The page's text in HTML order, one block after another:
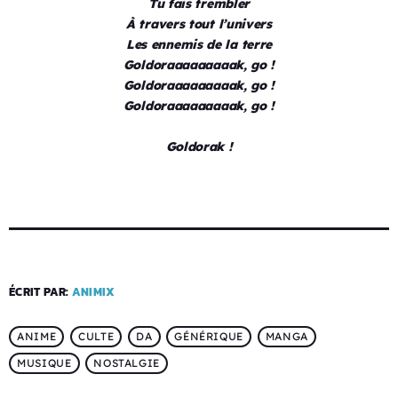
Tu fais trembler
À travers tout l’univers
Les ennemis de la terre
Goldoraaaaaaaaak, go !
Goldoraaaaaaaaak, go !
Goldoraaaaaaaaak, go !
Goldorak !
ÉCRIT PAR: ANIMIX
ANIME CULTE DA GÉNÉRIQUE
MANGA
MUSIQUE
NOSTALGIE